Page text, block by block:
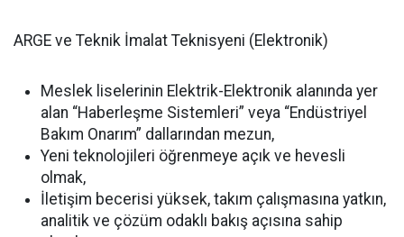
ARGE ve Teknik İmalat Teknisyeni (Elektronik)
Meslek liselerinin Elektrik-Elektronik alanında yer
alan “Haberleşme Sistemleri” veya “Endüstriyel
Bakım Onarım” dallarından mezun,
Yeni teknolojileri öğrenmeye açık ve hevesli
olmak,
İletişim becerisi yüksek, takım çalışmasına yatkın,
analitik ve çözüm odaklı bakış açısına sahip